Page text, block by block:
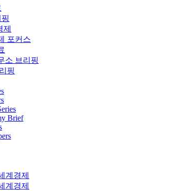
제
포커스
소 브리핑
핑
Brief
계경제
계경제